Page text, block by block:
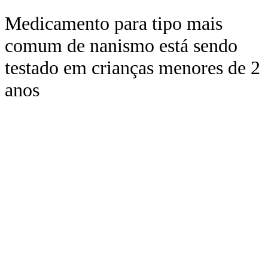
Ir
para
conteúdo
Medicamento para tipo mais
comum de nanismo está sendo
testado em crianças menores de 2
anos